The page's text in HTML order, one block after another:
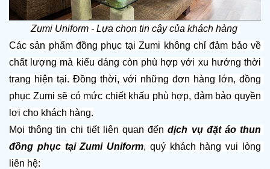
Zumi Uniform - Lựa chọn tin cậy của khách hàng
Các sản phẩm đồng phục tại Zumi không chỉ đảm bảo về
chất lượng mà kiểu dáng còn phù hợp với xu hướng thời
trang hiện tại. Đồng thời, với những đơn hàng lớn, đồng
phục Zumi sẽ có mức chiết khấu phù hợp, đảm bảo quyền
lợi cho khách hàng.
Mọi thông tin chi tiết liên quan đến dịch vụ đặt áo thun
đồng phục tại Zumi Uniform, quý khách hàng vui lòng
liên hệ: